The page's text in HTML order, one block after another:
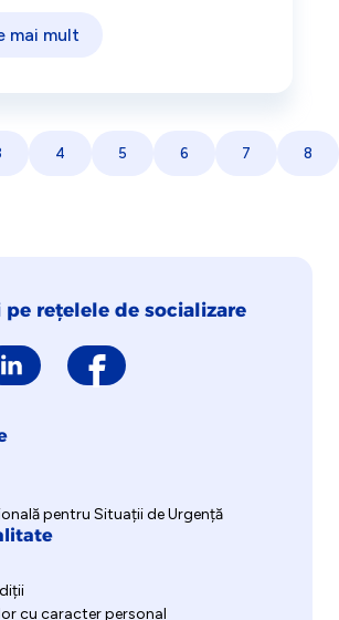
mai mult
4 5 6 7 8
pe rețelele de socializare
pentru Situații de Urgență
cu caracter personal